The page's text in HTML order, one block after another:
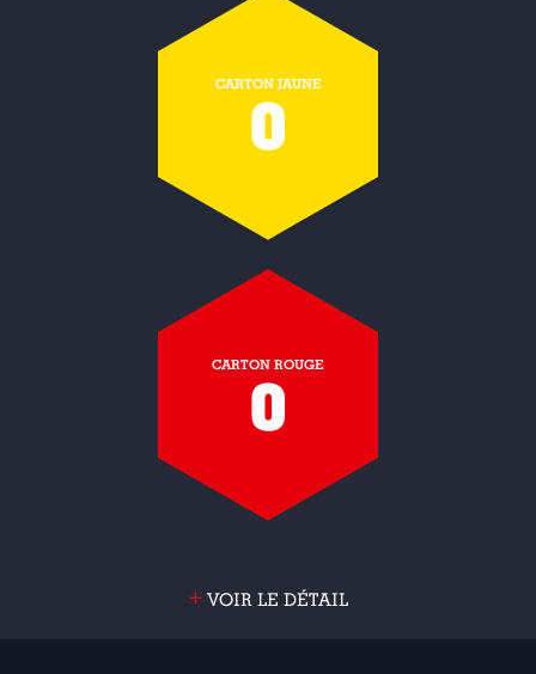
CARTON JAUNE
0
CARTON ROUGE
0
+VOIR LE DÉTAIL